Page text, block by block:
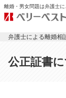
離婚・男女問題は弁護士
弁護士による離婚相
公正証書